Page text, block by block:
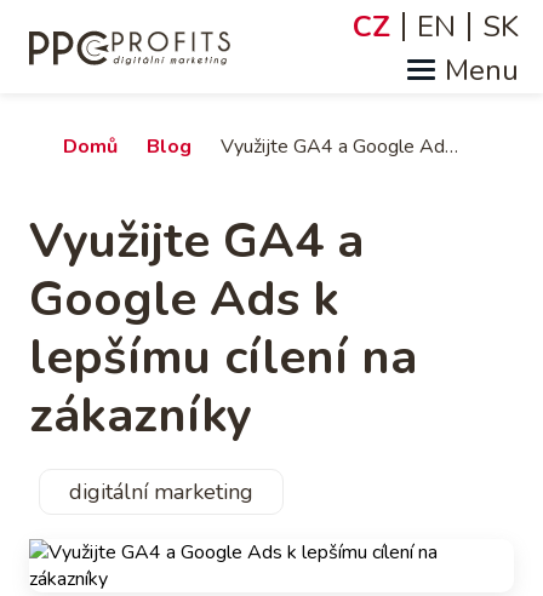
hlavnímu
Jazyky
CZ EN SK
Drobečková
Domů Blog Využijte GA4 a Google Ads k lepšímu cílení na zákazníky
Využijte GA4 a
Google Ads k
lepšímu cílení na
zákazníky
digitální marketing